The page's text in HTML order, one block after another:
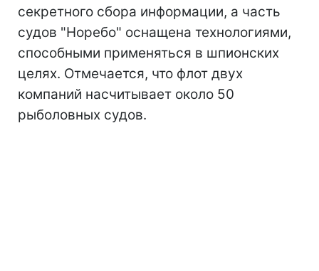
секретного сбора информации, а часть
судов "Норебо" оснащена технологиями,
способными применяться в шпионских
целях. Отмечается, что флот двух
компаний насчитывает около 50
рыболовных судов.